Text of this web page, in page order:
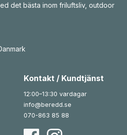
det bästa inom friluftsliv, outdoor
Kontakt / Kundtjänst
12:00–13:30 vardagar
info@beredd.se
070-863 85 88